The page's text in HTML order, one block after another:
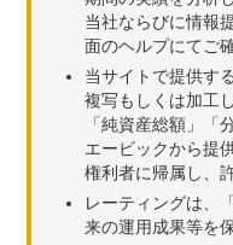
当社ならびに情報
面のヘルプにてご
当サイトで提供す
複写もしくは加工
「純資産総額」
エービックから提
権利者に帰属し、
レーティングは、
来の運用成果等を